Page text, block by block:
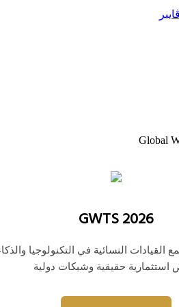
ڤايبر
Global
GWTS 2026
النسائية في التكنولوجيا
استثمارية حقيقية وشبكات دولية